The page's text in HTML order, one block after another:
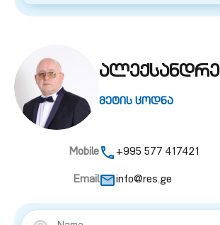
ალექსანდრე
მეტის ცოდნა
Mobile +995 577 417421
Email info@res.ge